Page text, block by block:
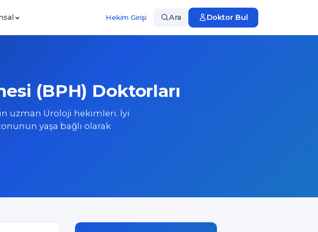
Hekim Girişi Ara Doktor Bul
(BPH) Doktorları
uzman Üroloji hekimleri. İyi
yaşa bağlı olarak